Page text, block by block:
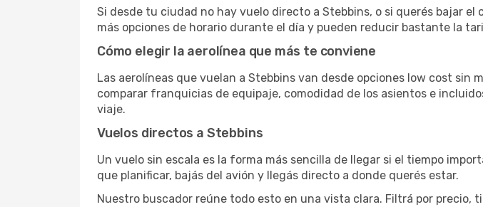
Si desde tu ciudad no hay vuelo directo a Stebbins, o si querés bajar
más opciones de horario durante el día y pueden reducir bastante la
Cómo elegir la aerolínea que más te conviene
Las aerolíneas que vuelan a Stebbins van desde opciones low cost
comparar franquicias de equipaje, comodidad de los asientos e
viaje.
Vuelos directos a Stebbins
Un vuelo sin escala es la forma más sencilla de llegar si el tiempo
que planificar, bajás del avión y llegás directo a donde querés estar.
Nuestro buscador reúne todo esto en una vista clara. Filtrá por precio,